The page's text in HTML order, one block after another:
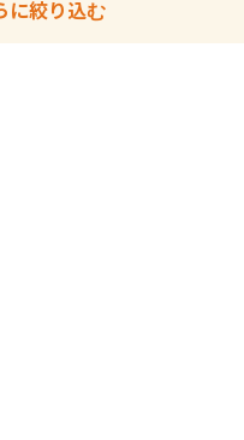
に絞り込む